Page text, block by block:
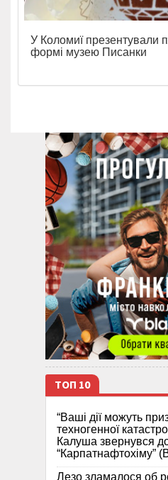
У Коломиї презентували
формі музею Писанки
ТОП 10
“Ваші дії можуть
техногенної
Калуша звернувся
“Карпатнафтохіму”
Лезо зламалося об